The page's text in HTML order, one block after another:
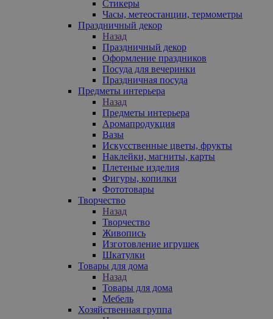
Стикеры
Часы, метеостанции, термометры
Праздничный декор
Назад
Праздничный декор
Оформление праздников
Посуда для вечеринки
Праздничная посуда
Предметы интерьера
Назад
Предметы интерьера
Аромапродукция
Вазы
Искусственные цветы, фрукты
Наклейки, магниты, карты
Плетеные изделия
Фигуры, копилки
Фототовары
Творчество
Назад
Творчество
Живопись
Изготовление игрушек
Шкатулки
Товары для дома
Назад
Товары для дома
Мебель
Хозяйственная группа